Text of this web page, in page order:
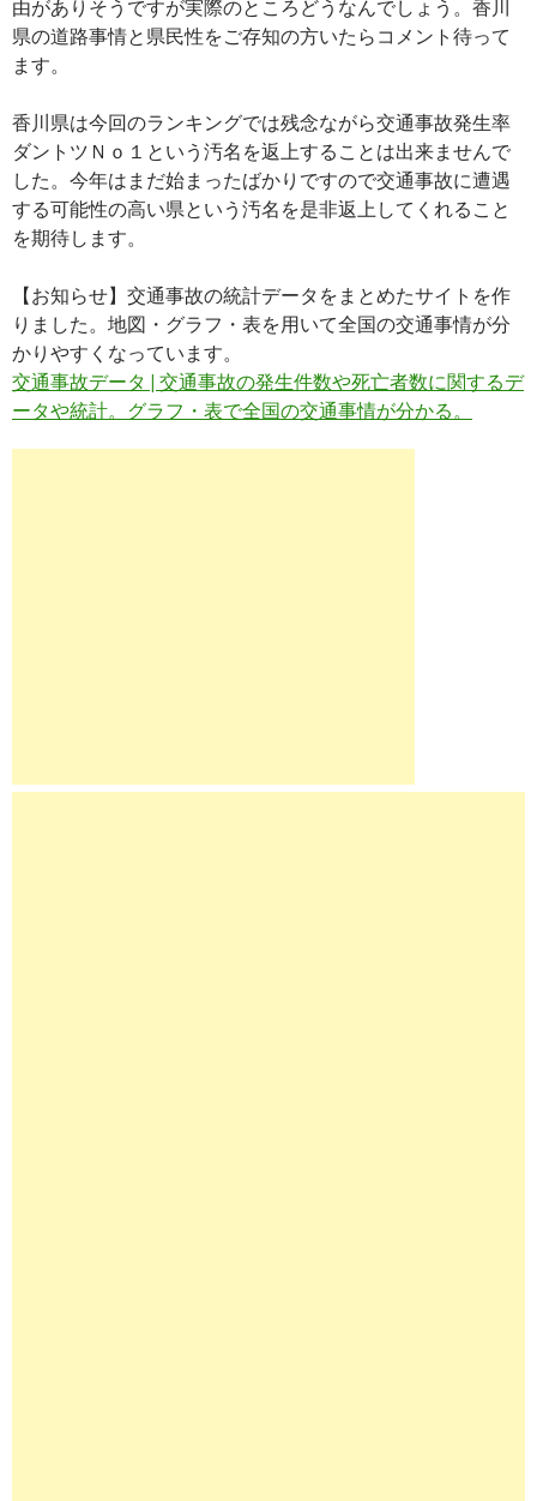
由がありそうですが実際のところどうなんでしょう。香川
県の道路事情と県民性をご存知の方いたらコメント待って
ます。
香川県は今回のランキングでは残念ながら交通事故発生率
ダントツＮｏ１という汚名を返上することは出来ませんで
した。今年はまだ始まったばかりですので交通事故に遭遇
する可能性の高い県という汚名を是非返上してくれること
を期待します。
【お知らせ】交通事故の統計データをまとめたサイトを作
りました。地図・グラフ・表を用いて全国の交通事情が分
かりやすくなっています。
交通事故データ | 交通事故の発生件数や死亡者数に関するデ
ータや統計。グラフ・表で全国の交通事情が分かる。